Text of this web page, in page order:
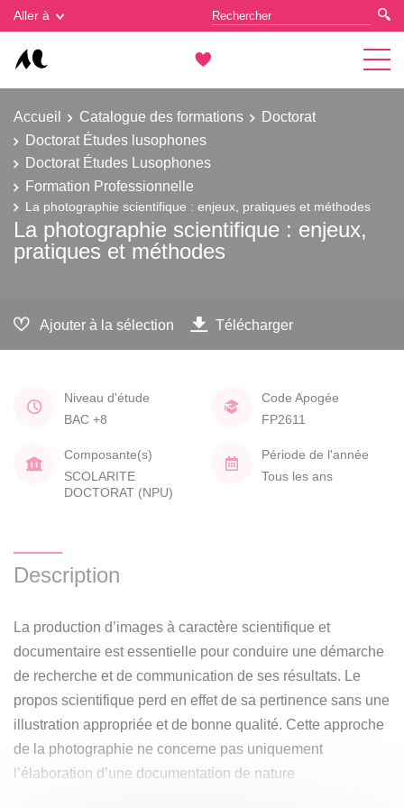
Aller à
Accueil Catalogue des formations
Doctorat
Doctorat Études lusophones
Doctorat Études Lusophones
Formation Professionnelle
La photographie scientifique : enjeux, pratiques et méthodes
La photographie scientifique : enjeux,
pratiques et méthodes
Ajouter à la sélection Télécharger
Niveau d'étude
BAC +8
Code Apogée
FP2611
Composante(s)
SCOLARITE
DOCTORAT (NPU)
Période de l'année
Tous les ans
Description
La production d’images à caractère scientifique et
documentaire est essentielle pour conduire une démarche
de recherche et de communication de ses résultats. Le
propos scientifique perd en effet de sa pertinence sans une
illustration appropriée et de bonne qualité. Cette approche
de la photographie ne concerne pas uniquement
l’élaboration d’une documentation de nature
Gestion des cookies